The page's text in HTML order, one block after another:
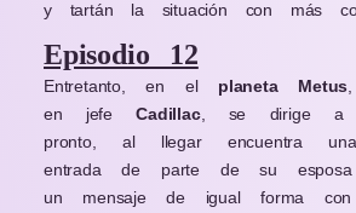
y tartán la situación con más
Episodio 12
Entretanto, en el planeta Metus
en jefeCadillac, se dirige a
pronto, al llegar encuentra
entrada de parte de su
un mensaje de igual forma con